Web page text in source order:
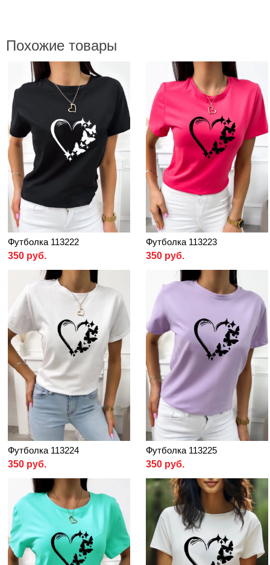
Похожие товары
Футболка 113222
350 руб.
Футболка 113223
350 руб.
Футболка 113224
350 руб.
Футболка 113225
350 руб.